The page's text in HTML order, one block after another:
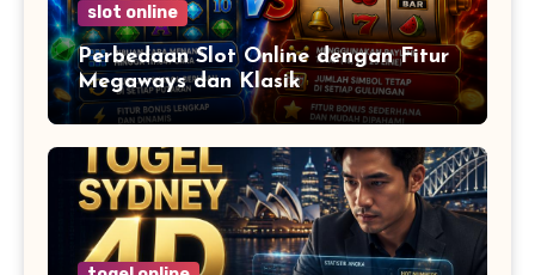
slot online
Perbedaan Slot Online dengan Fitur
Megaways dan Klasik